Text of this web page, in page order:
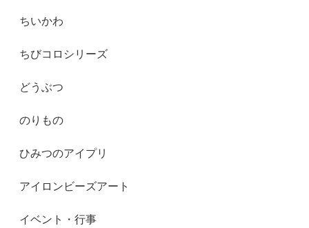
ちいかわ
ちびコロシリーズ
どうぶつ
のりもの
ひみつのアイプリ
アイロンビーズアート
イベント・行事